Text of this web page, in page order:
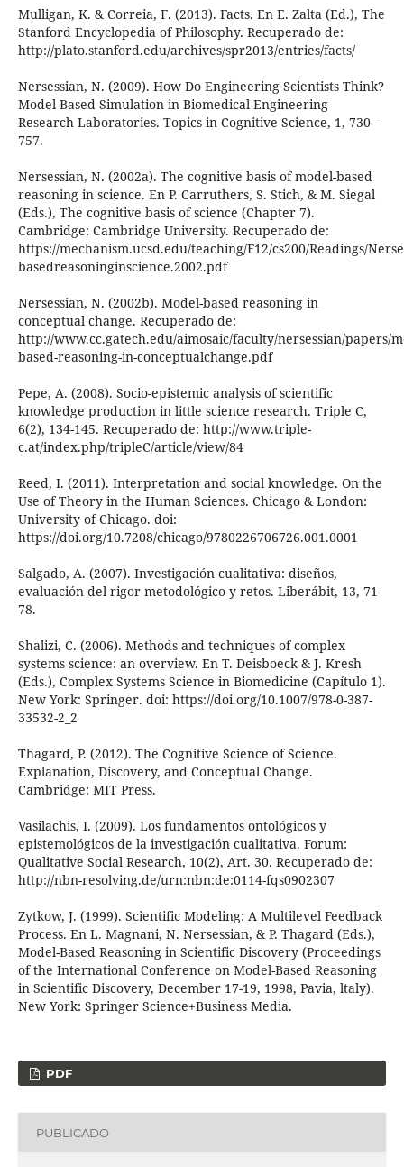
Mulligan, K. & Correia, F. (2013). Facts. En E. Zalta (Ed.), The
Stanford Encyclopedia of Philosophy. Recuperado de:
http://plato.stanford.edu/archives/spr2013/entries/facts/
Nersessian, N. (2009). How Do Engineering Scientists Think?
Model-Based Simulation in Biomedical Engineering
Research Laboratories. Topics in Cognitive Science, 1, 730–
757.
Nersessian, N. (2002a). The cognitive basis of model-based
reasoning in science. En P. Carruthers, S. Stich, & M. Siegal
(Eds.), The cognitive basis of science (Chapter 7).
Cambridge: Cambridge University. Recuperado de:
https://mechanism.ucsd.edu/teaching/F12/cs200/Readings/
basedreasoninginscience.2002.pdf
Nersessian, N. (2002b). Model-based reasoning in
conceptual change. Recuperado de:
http://www.cc.gatech.edu/aimosaic/faculty/nersessian/papers/
based-reasoning-in-conceptualchange.pdf
Pepe, A. (2008). Socio-epistemic analysis of scientific
knowledge production in little science research. Triple C,
6(2), 134-145. Recuperado de: http://www.triple-
c.at/index.php/tripleC/article/view/84
Reed, I. (2011). Interpretation and social knowledge. On the
Use of Theory in the Human Sciences. Chicago & London:
University of Chicago. doi:
https://doi.org/10.7208/chicago/9780226706726.001.0001
Salgado, A. (2007). Investigación cualitativa: diseños,
evaluación del rigor metodológico y retos. Liberábit, 13, 71-
78.
Shalizi, C. (2006). Methods and techniques of complex
systems science: an overview. En T. Deisboeck & J. Kresh
(Eds.), Complex Systems Science in Biomedicine (Capítulo 1).
New York: Springer. doi: https://doi.org/10.1007/978-0-387-
33532-2_2
Thagard, P. (2012). The Cognitive Science of Science.
Explanation, Discovery, and Conceptual Change.
Cambridge: MIT Press.
Vasilachis, I. (2009). Los fundamentos ontológicos y
epistemológicos de la investigación cualitativa. Forum:
Qualitative Social Research, 10(2), Art. 30. Recuperado de:
http://nbn-resolving.de/urn:nbn:de:0114-fqs0902307
Zytkow, J. (1999). Scientific Modeling: A Multilevel Feedback
Process. En L. Magnani, N. Nersessian, & P. Thagard (Eds.),
Model-Based Reasoning in Scientific Discovery (Proceedings
of the International Conference on Model-Based Reasoning
in Scientific Discovery, December 17-19, 1998, Pavia, ltaly).
New York: Springer Science+Business Media.
PDF
PUBLICADO